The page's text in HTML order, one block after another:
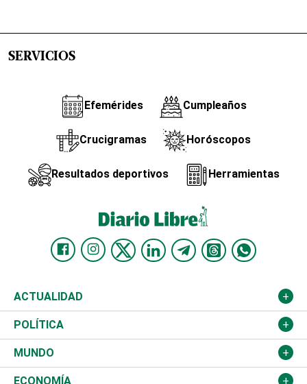
SERVICIOS
Efemérides Cumpleaños
Crucigramas Horóscopos
Resultados deportivos Herramientas
ACTUALIDAD
Nacional
Ciudad
Educación
POLÍTICA
Partidos
JCE
MUNDO
Estados Unidos
ECONOMÍA